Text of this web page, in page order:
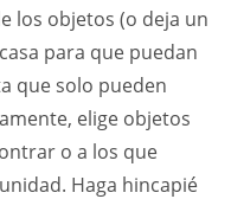
los objetos (o deja un
para que puedan
que solo pueden
elige objetos
o a los que
Haga hincapié